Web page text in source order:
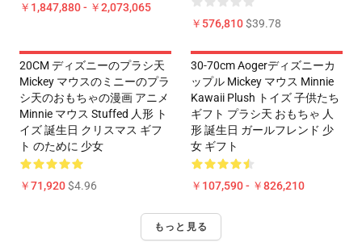
￥1,847,880 - ￥2,073,065
￥576,810$39.78
20CM ディズニーのプラシ天
Mickey マウスのミニーのプラ
シ天のおもちゃの漫画 アニメ
Minnie マウス Stuffed 人形 ト
イズ 誕生日 クリスマス ギフ
ト のために 少女
￥71,920$4.96
30-70cm Aogerディズニーカ
ップル Mickey マウス Minnie
Kawaii Plush トイズ 子供たち
ギフト プラシ天 おもちゃ 人
形 誕生日 ガールフレンド 少
女 ギフト
￥107,590 - ￥826,210
もっと見る